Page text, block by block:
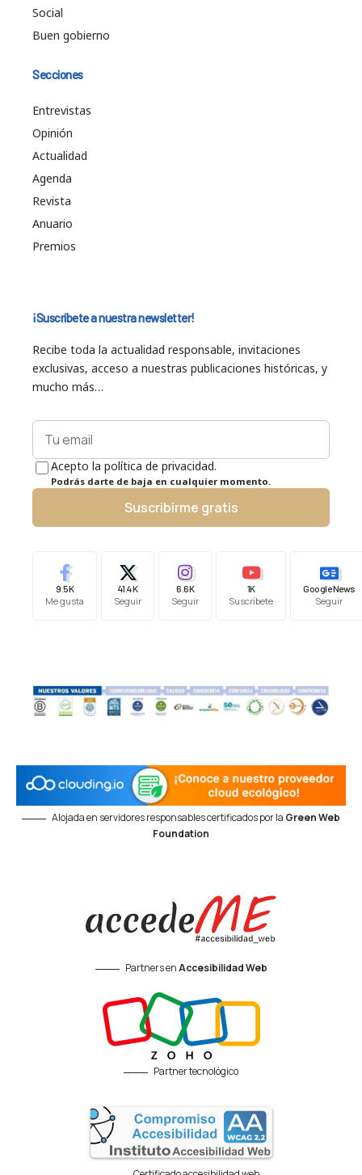
Social
Buen gobierno
Secciones
Entrevistas
Opinión
Actualidad
Agenda
Revista
Anuario
Premios
¡Suscríbete a nuestra newsletter!
Recibe toda la actualidad responsable, invitaciones
exclusivas, acceso a nuestras publicaciones históricas, y
mucho más…
Acepto la política de privacidad.
Podrás darte de baja en cualquier momento.
Suscribirme gratis
9.5K
Me gusta
41.4K
Seguir
6.6K
Seguir
1K
Suscríbete
Google News
Seguir
Alojada en servidores responsables certificados por la Green Web
Foundation
Partners enAccesibilidad Web
Partner tecnológico